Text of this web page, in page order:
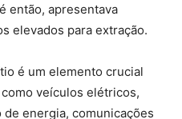
então, apresentava
elevados para extração.
é um elemento crucial
veículos elétricos,
energia, comunicações